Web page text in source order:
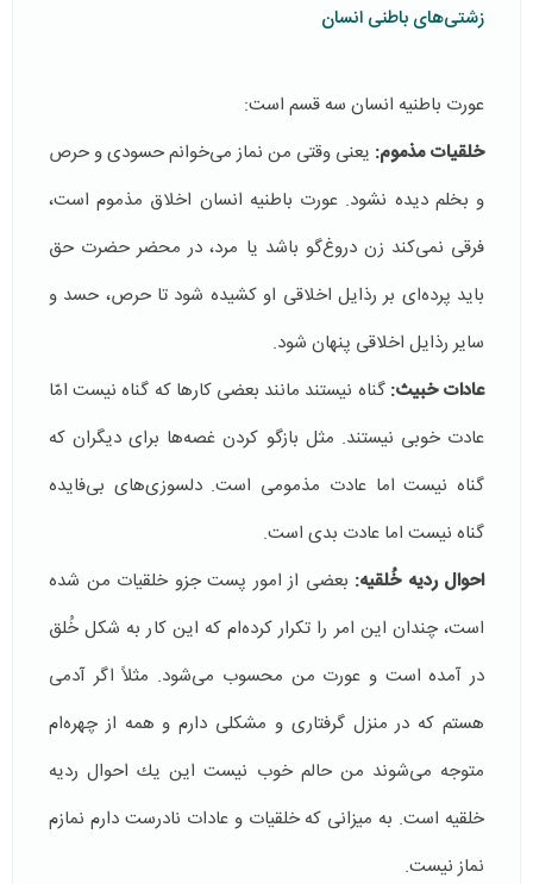
زشتی‌های باطنی انسان
عورت باطنیه انسان سه قسم است:
خلقیات مذموم: یعنی وقتی من نماز می‌خوانم حسودی و حرص
و بخلم دیده نشود. عورت باطنیه انسان اخلاق مذموم است،
فرقی نمی‌كند زن دروغ‌گو باشد یا مرد، در محضر حضرت حق
باید پرده‌ای بر رذایل اخلاقی او كشیده شود تا حرص، حسد و
سایر رذایل اخلاقی‌ پنهان شود.
عادات خبیث: گناه نیستند مانند بعضی كارها كه گناه نیست امّا
عادت خوبی نیستند. مثل بازگو كردن غصه‌ها برای دیگران که
گناه نیست اما عادت مذمومی است. دلسوزی‌های بی‌فایده
گناه نیست اما عادت بدی است.
احوال ردیه خُلقیه: بعضی از امور پست جزو خلقیات من شده
است، چندان این امر را تكرار كرده‌ام كه این کار به شكل خُلق
در آمده است و عورت من محسوب می‌شود. مثلاً اگر آدمی
هستم كه در منزل گرفتاری و مشكلی دارم و همه از چهره‌ام
متوجه می‌شوند من حالم خوب نیست این یك احوال ردیه
خلقیه است. به میزانی كه خلقیات و عادات نادرست دارم نمازم
نماز نیست.